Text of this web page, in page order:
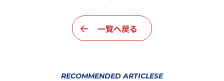
一覧へ戻る
RECOMMENDED ARTICLESE